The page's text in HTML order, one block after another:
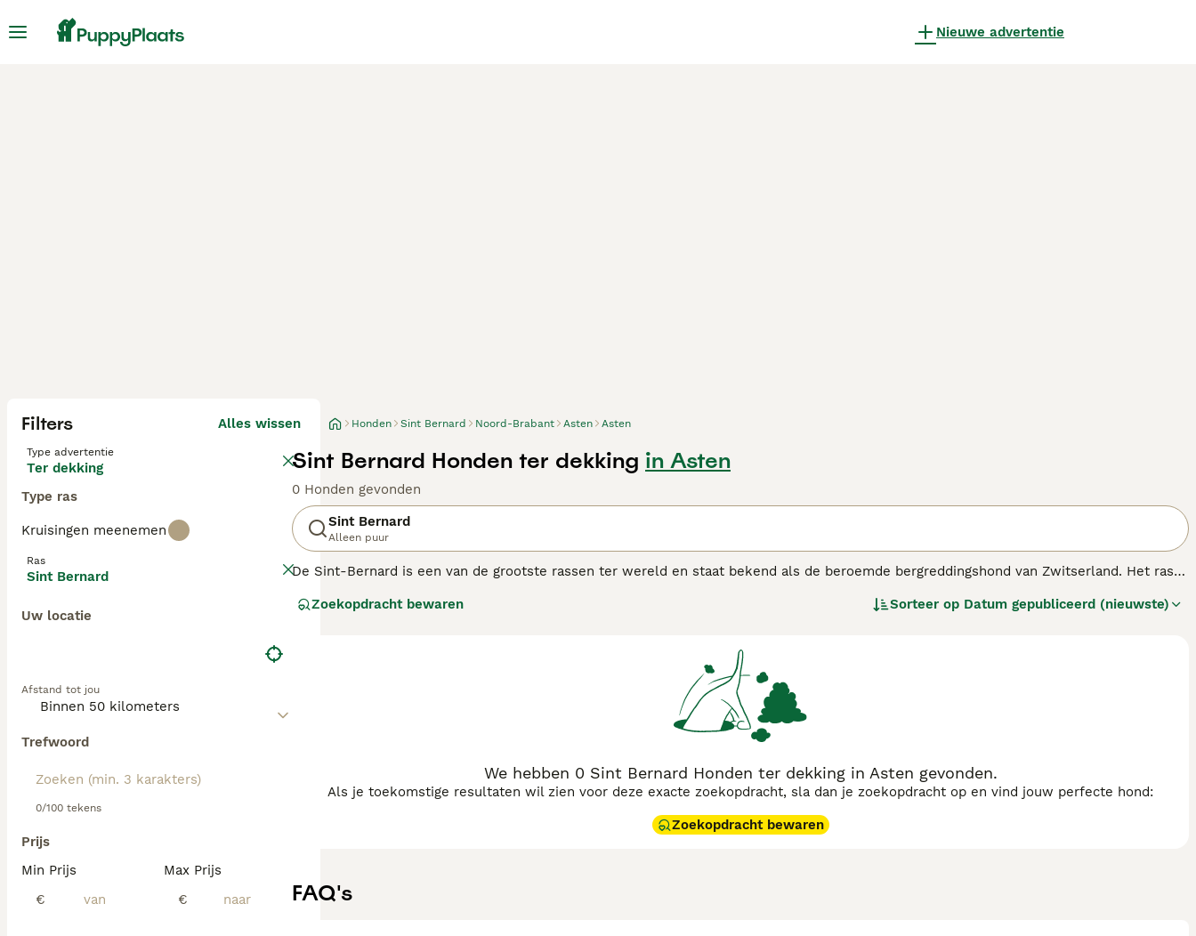
Nieuwe advertentie
Filters Alles wissen
Type advertentie
Ter dekking
Type ras
Kruisingen meenemen
Ras
Sint Bernard
Uw locatie
Afstand tot jou
Trefwoord
0/100 tekens
Prijs
Min Prijs
€
Max Prijs
€
Honden Sint Bernard Noord-Brabant Asten Asten
Sint Bernard Honden ter dekking in Asten
0 Honden gevonden
Sint Bernard
Alleen puur
De Sint-Bernard is een van de grootste rassen ter wereld en staat bekend als de beroemde bergreddingshond van Zwitserland. Het ras
huizen van veel mensen over de hele wereld dankzij hun vriendelijke, geduldige en aanhankelijke karakter, vooral wanneer ze in de
voor informatie over dit hondenras.
Zoekopdracht bewaren Sorteer op Datum gepubliceerd (nieuwste)
We hebben 0 Sint Bernard Honden ter dekking in Asten gevonden.
Als je toekomstige resultaten wil zien voor deze exacte zoekopdracht, sla dan je zoekopdracht op en vind jouw perfecte hond:
Zoekopdracht bewaren
FAQ's